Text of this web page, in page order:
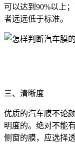
可以达到90%以上
者远远低于标准。
三、清晰度
优质的汽车膜不论
明度的。绝对不能
侧窗的膜，应选择